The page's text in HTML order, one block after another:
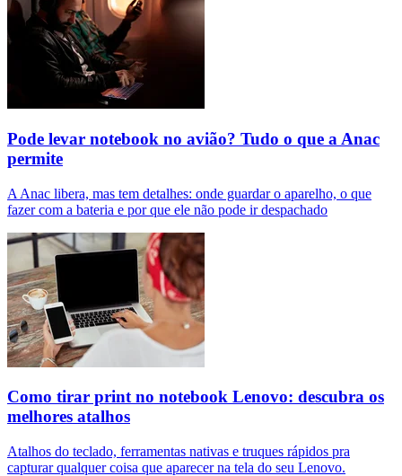
Pode levar notebook no avião? Tudo o que a Anac
permite
A Anac libera, mas tem detalhes: onde guardar o aparelho, o que
fazer com a bateria e por que ele não pode ir despachado
Como tirar print no notebook Lenovo: descubra os
melhores atalhos
Atalhos do teclado, ferramentas nativas e truques rápidos pra
capturar qualquer coisa que aparecer na tela do seu Lenovo.